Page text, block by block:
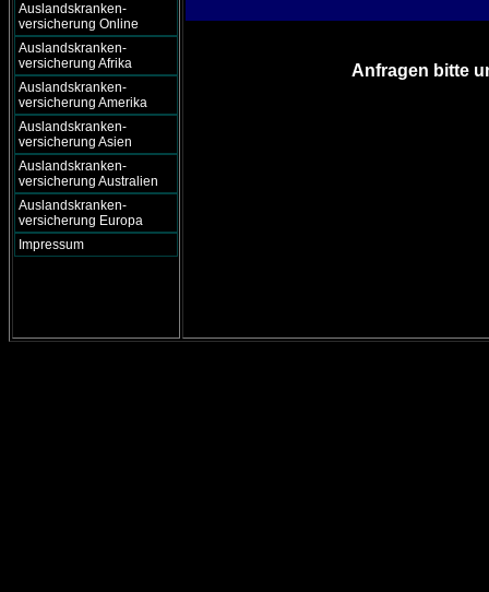
Auslandskranken-
versicherung Online
Auslandskranken-
versicherung Afrika
Auslandskranken-
versicherung Amerika
Auslandskranken-
versicherung Asien
Auslandskranken-
versicherung Australien
Auslandskranken-
versicherung Europa
Impressum
Anfragen bitte